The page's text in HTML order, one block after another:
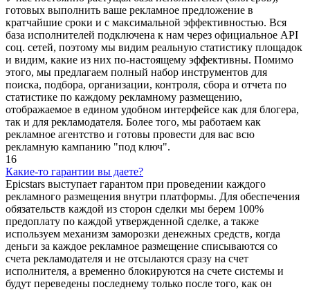
готовых выполнить ваше рекламное предложение в
кратчайшие сроки и с максимальной эффективностью. Вся
база исполнителей подключена к нам через официальное API
соц. сетей, поэтому мы видим реальную статистику площадок
и видим, какие из них по-настоящему эффективны. Помимо
этого, мы предлагаем полный набор инструментов для
поиска, подбора, организации, контроля, сбора и отчета по
статистике по каждому рекламному размещению,
отображаемое в едином удобном интерфейсе как для блогера,
так и для рекламодателя. Более того, мы работаем как
рекламное агентство и готовы провести для вас всю
рекламную кампанию "под ключ".
16
Какие-то гарантии вы даете?
Epicstars выступает гарантом при проведении каждого
рекламного размещения внутри платформы. Для обеспечения
обязательств каждой из сторон сделки мы берем 100%
предоплату по каждой утвержденной сделке, а также
используем механизм заморозки денежных средств, когда
деньги за каждое рекламное размещение списываются со
счета рекламодателя и не отсылаются сразу на счет
исполнителя, а временно блокируются на счете системы и
будут переведены последнему только после того, как он